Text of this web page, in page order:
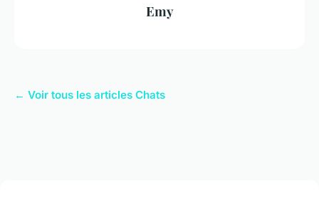
Emy
← Voir tous les articles Chats